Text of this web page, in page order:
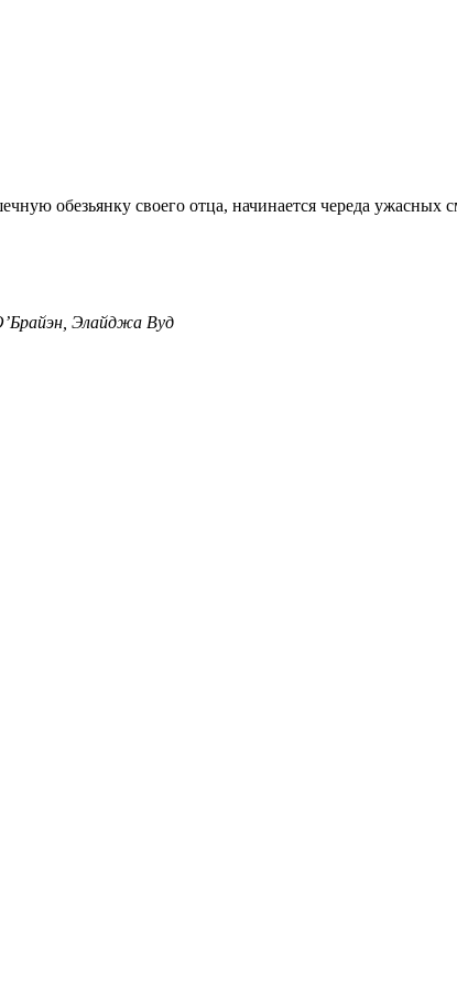
обезьянку своего отца, начинается череда ужасных
Элайджа Вуд